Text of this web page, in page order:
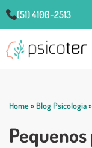
(51) 4100-2513
Home» Blog Psicologia»